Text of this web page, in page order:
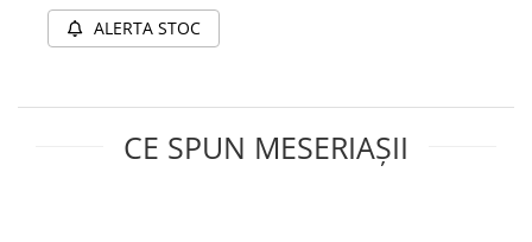
Universale
Volkswagen
Scule pentru tinichigerie
Scule Pneumatice
ALERTA STOC
CE SPUN MESERIAȘII